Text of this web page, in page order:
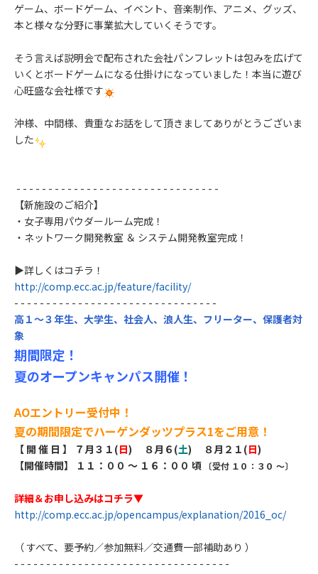
ゲーム、ボードゲーム、イベント、音楽制作、アニメ、グッズ、
本と様々な分野に事業拡大していくそうです。
そう言えば説明会で配布された会社パンフレットは包みを広げて
いくとボードゲームになる仕掛けになっていました！本当に遊び
心旺盛な会社様です
沖様、中間様、貴重なお話をして頂きましてありがとうございま
した
​- - - - - - - - - - - - - - - - - - - - - - - - - - - - - - - -
【新施設のご紹介】
・女子専用パウダールーム完成！
・ネットワーク開発教室 ＆ システム開発教室完成！
▶詳しくはコチラ！
http://comp.ecc.ac.jp/feature/facility/
- - - - - - - - - - - - - - - - - - - - - - - - - - - - - - - -
高１～３年生、大学生、社会人、浪人生、フリーター、保護者対
象
期間限定！
夏のオープンキャンパス開催！
AOエントリー受付中！
夏の期間限定でハーゲンダッツプラス1をご用意！
【 開 催 日 】 ７ 月３１ (日) ８月６ (土) ８月２１ (日)
【開催時間】 １１：００ ～ １６：００ 頃
〔受付 １０：３０ ～〕
詳細＆お申し込みはコチラ▼
http://comp.ecc.ac.jp/opencampus/explanation/2016_oc/
（ すべて、要予約／参加無料／交通費一部補助あり ）
​- - - - - - - - - - - - - - - - - - - - - - - - - - - - - - - - - -